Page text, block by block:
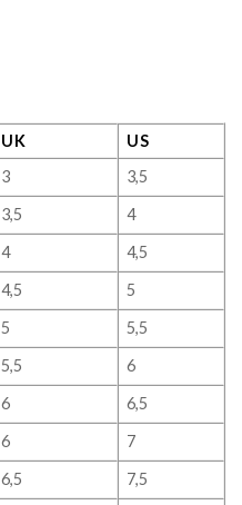
UK
US
3
3,5
3,5
4
4
4,5
4,5
5
5
5,5
5,5
6
6
6,5
6
7
6,5
7,5